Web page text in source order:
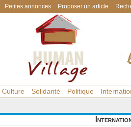
Petites annonces Proposer un article
Culture Solidarité Politique